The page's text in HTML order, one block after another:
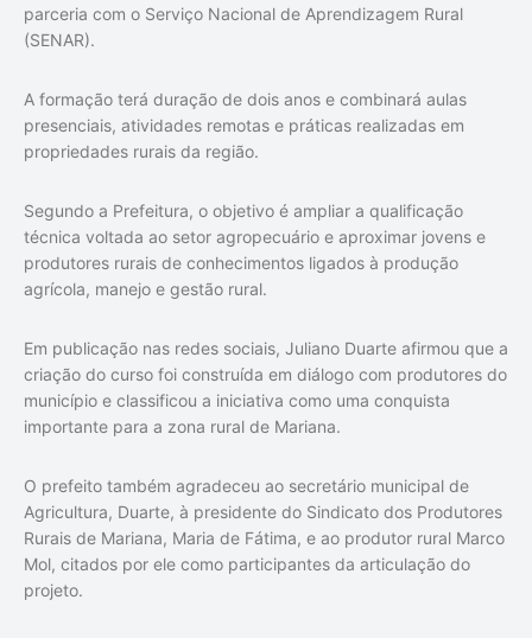
parceria com o Serviço Nacional de Aprendizagem Rural
(SENAR).
A formação terá duração de dois anos e combinará aulas
presenciais, atividades remotas e práticas realizadas em
propriedades rurais da região.
Segundo a Prefeitura, o objetivo é ampliar a qualificação
técnica voltada ao setor agropecuário e aproximar jovens e
produtores rurais de conhecimentos ligados à produção
agrícola, manejo e gestão rural.
Em publicação nas redes sociais, Juliano Duarte afirmou que a
criação do curso foi construída em diálogo com produtores do
município e classificou a iniciativa como uma conquista
importante para a zona rural de Mariana.
O prefeito também agradeceu ao secretário municipal de
Agricultura, Duarte, à presidente do Sindicato dos Produtores
Rurais de Mariana, Maria de Fátima, e ao produtor rural Marco
Mol, citados por ele como participantes da articulação do
projeto.